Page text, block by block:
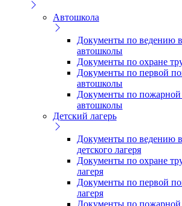
Автошкола
Документы по ведению
автошколы
Документы по охране
Документы по первой
автошколы
Документы по пожарной
автошколы
Детский лагерь
Документы по ведению
детского лагеря
Документы по охране
лагеря
Документы по первой
лагеря
Документы по пожарной